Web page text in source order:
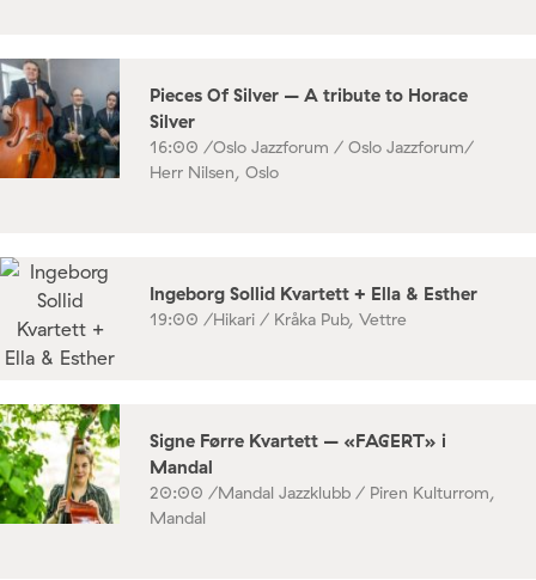
Pieces Of Silver – A tribute to Horace
Silver
16:00 /Oslo Jazzforum / Oslo Jazzforum/
Herr Nilsen, Oslo
Ingeborg Sollid Kvartett + Ella & Esther
19:00 /Hikari / Kråka Pub, Vettre
Signe Førre Kvartett – «FAGERT» i
Mandal
20:00 /Mandal Jazzklubb / Piren Kulturrom,
Mandal